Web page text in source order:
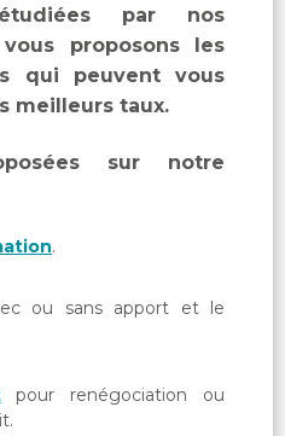
par nos
proposons les
qui peuvent vous
meilleurs taux.
sur notre
.
ou sans apport et le
pour renégociation ou